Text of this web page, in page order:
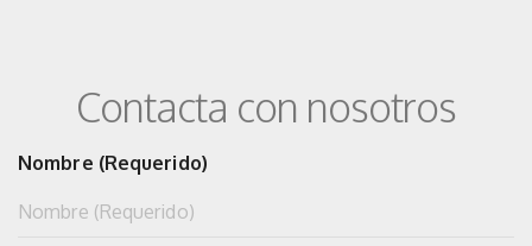
Contacta con nosotros
Nombre (Requerido)